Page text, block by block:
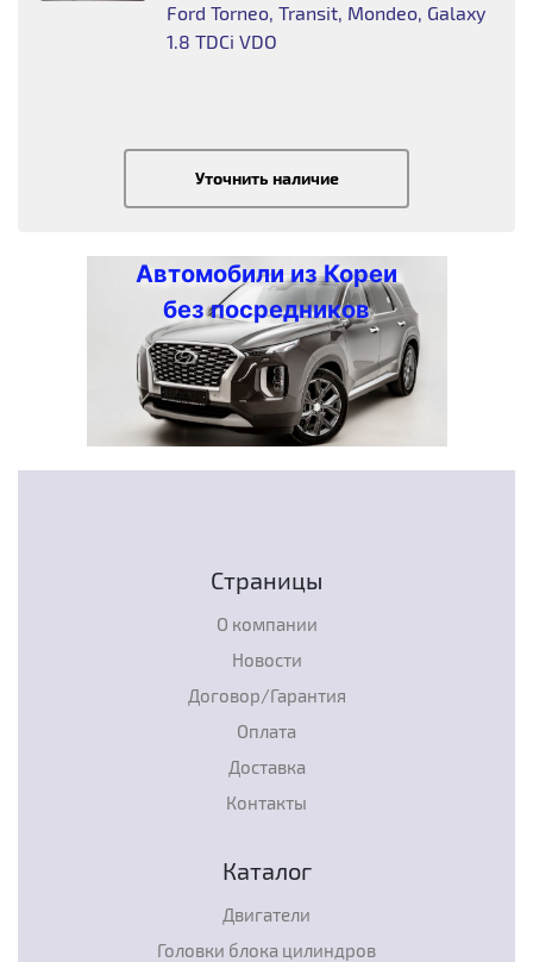
Ford Torneo, Transit, Mondeo, Galaxy
1.8 TDCi VDO
Уточнить наличие
Автомобили из Кореи
без посредников
Страницы
О компании
Новости
Договор/Гарантия
Оплата
Доставка
Контакты
Каталог
Двигатели
Головки блока цилиндров